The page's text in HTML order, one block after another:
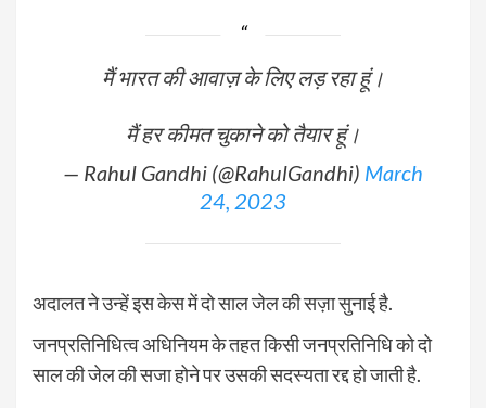
मैं भारत की आवाज़ के लिए लड़ रहा हूं।
मैं हर कीमत चुकाने को तैयार हूं।
— Rahul Gandhi (@RahulGandhi) March
24, 2023
अदालत ने उन्हें इस केस में दो साल जेल की सज़ा सुनाई है.
जनप्रतिनिधित्व अधिनियम के तहत किसी जनप्रतिनिधि को दो
साल की जेल की सजा होने पर उसकी सदस्यता रद्द हो जाती है.